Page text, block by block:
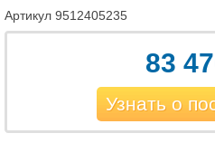
Артикул 9512405235
83
Узнать о